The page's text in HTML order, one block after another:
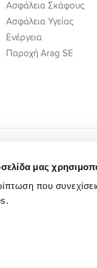
μας
που
Ασφάλεια Σκάφους
Ασφάλεια Υγείας
Ενέργεια
Παροχή Arag SE